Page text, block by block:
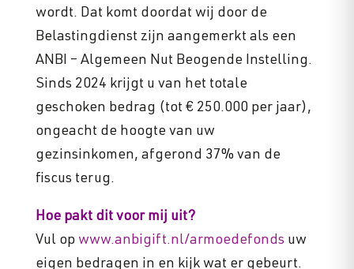
wordt. Dat komt doordat wij door de
Belastingdienst zijn aangemerkt als een
ANBI – Algemeen Nut Beogende Instelling.
Sinds 2024 krijgt u van het totale
geschoken bedrag (tot € 250.000 per jaar),
ongeacht de hoogte van uw
gezinsinkomen, afgerond 37% van de
fiscus terug.
Hoe pakt dit voor mij uit?
Vul op www.anbigift.nl/armoedefonds uw
eigen bedragen in en kijk wat er gebeurt.